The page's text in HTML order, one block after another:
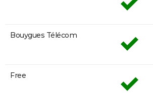
Bouygues Télécom
Free